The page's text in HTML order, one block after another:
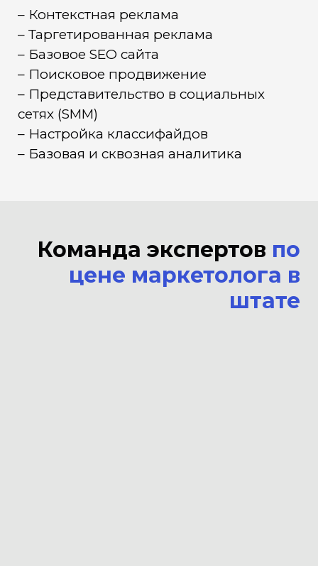
– Контекстная реклама
– Таргетированная реклама
– Базовое SEO сайта
– Поисковое продвижение
– Представительство в социальных
сетях (SMM)
– Настройка классифайдов
– Базовая и сквозная аналитика
Команда экспертов по
цене маркетолога в
штате